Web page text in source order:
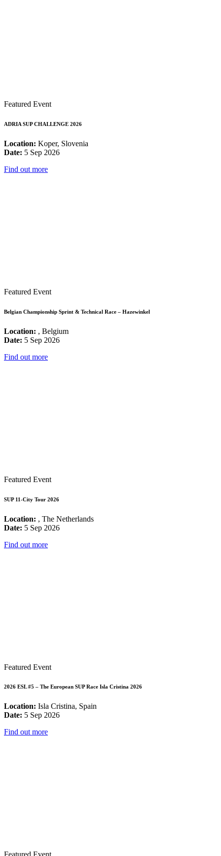
Featured Event
ADRIA SUP CHALLENGE 2026
Location: Koper, Slovenia
Date: 5 Sep 2026
Find out more
Featured Event
Belgian Championship Sprint & Technical Race – Hazewinkel
Location: , Belgium
Date: 5 Sep 2026
Find out more
Featured Event
SUP 11-City Tour 2026
Location: , The Netherlands
Date: 5 Sep 2026
Find out more
Featured Event
2026 ESL #5 – The European SUP Race Isla Cristina 2026
Location: Isla Cristina, Spain
Date: 5 Sep 2026
Find out more